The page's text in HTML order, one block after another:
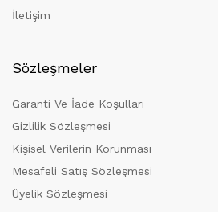
İletişim
Sözleşmeler
Garanti Ve İade Koşulları
Gizlilik Sözleşmesi
Kişisel Verilerin Korunması
Mesafeli Satış Sözleşmesi
Üyelik Sözleşmesi